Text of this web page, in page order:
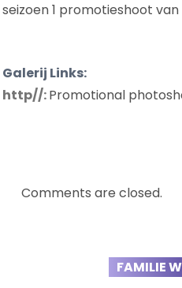
seizoen 1 promotieshoot
Galerij Links:
http//:Promotional
Comments are closed.
FAMILIE